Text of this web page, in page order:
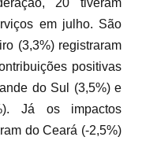
20 tiveram
em julho. São
(3,3%) registraram
positivas
do Sul (3,5%) e
Já os impactos
do Ceará (-2,5%)